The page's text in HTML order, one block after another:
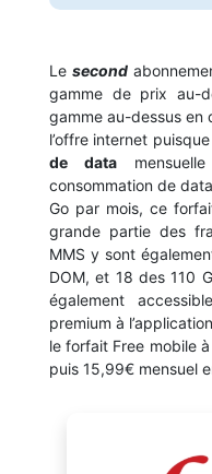
Le second
gamme de prix au-
gamme au-dessus en
l’offre internet
de data
consommation de
Go par mois, ce
grande partie des
MMS y sont
DOM, et 18 des 110
également
premium à l’application
le forfait Free mobile à
puis 15,99€ mensuel